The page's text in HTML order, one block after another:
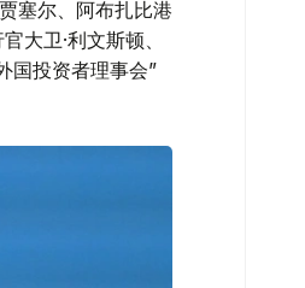
塞尔、阿布扎比港
大卫·利文斯顿、
国投资者理事会”